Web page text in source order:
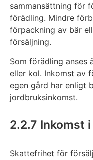
sammansättning för
förädling. Mindre
förpackning av bär
försäljning.
Som förädling anses
eller kol. Inkomst av
egen gård har enligt
jordbruksinkomst.
2.2.7 Inkomst
Skattefrihet för